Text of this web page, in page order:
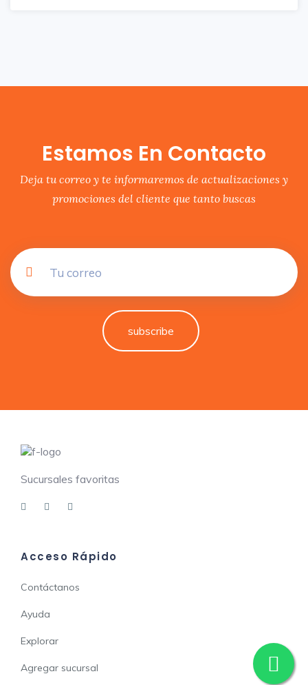
Estamos En Contacto
Deja tu correo y te informaremos de actualizaciones y
promociones del cliente que tanto buscas
subscribe
Sucursales favoritas
Acceso Rápido
Contáctanos
Ayuda
Explorar
Agregar sucursal